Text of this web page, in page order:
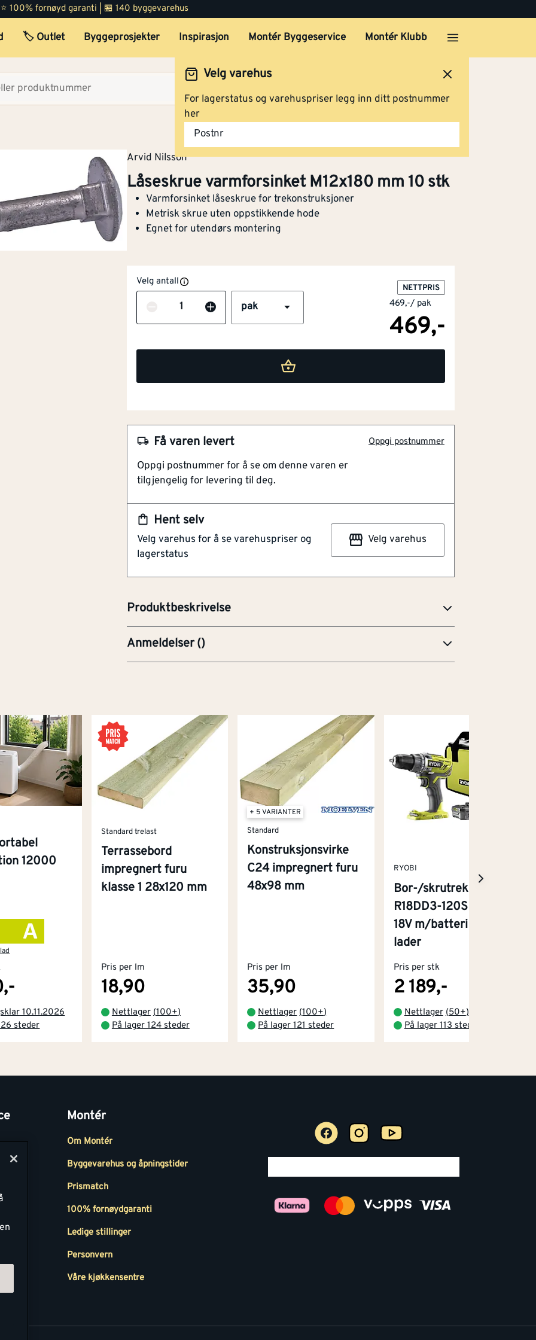
100% fornøyd garanti | 🏪 140 byggevarehus
🏷️ Outlet Byggeprosjekter Inspirasjon Montér Byggeservice Montér Klubb
Velg varehus
For lagerstatus og varehuspriser legg inn ditt postnummer
her
Postnr
Arvid Nilsson
Låseskrue varmforsinket M12x180 mm 10 stk
Varmforsinket låseskrue for trekonstruksjoner
Metrisk skrue uten oppstikkende hode
Egnet for utendørs montering
Velg antall
Antall pak
NETTPRIS
469,-/ pak
469,-
Hent selv
Velg varehus for å se varehuspriser og
lagerstatus
Velg varehus
Få varen levert Oppgi postnummer
Oppgi postnummer for å se om denne varen er
tilgjengelig for levering til deg.
Produktbeskrivelse
NOBB
55275125
Artikkelnummer 101273481
Metrisk skrue uten oppstikkende hode
Egnet for utendørs montering
Låseskrue varmforsinket M12x180 mm 10 stk. Anvendes i
Anmeldelser()
12000
10.11.2026
steder
Standard trelast
Terrassebord
impregnert furu
klasse 1 28x120 mm
Pris per lm
18,90
Nettlager (100+)
På lager 124 steder
+ 5 VARIANTER
Standard
Konstruksjonsvirke
C24 impregnert furu
48x98 mm
Pris per lm
35,90
Nettlager (100+)
På lager 121 steder
RYOBI
Bor-/skrutrekker
R18DD3-120S One+
18V m/batteri og
lader
Pris per stk
2 189,-
Nettlager (50+)
På lager 113 steder
Montér
Om Montér
Byggevarehus og åpningstider
Prismatch
100% fornøydgaranti
Ledige stillinger
Personvern
Våre kjøkkensentre